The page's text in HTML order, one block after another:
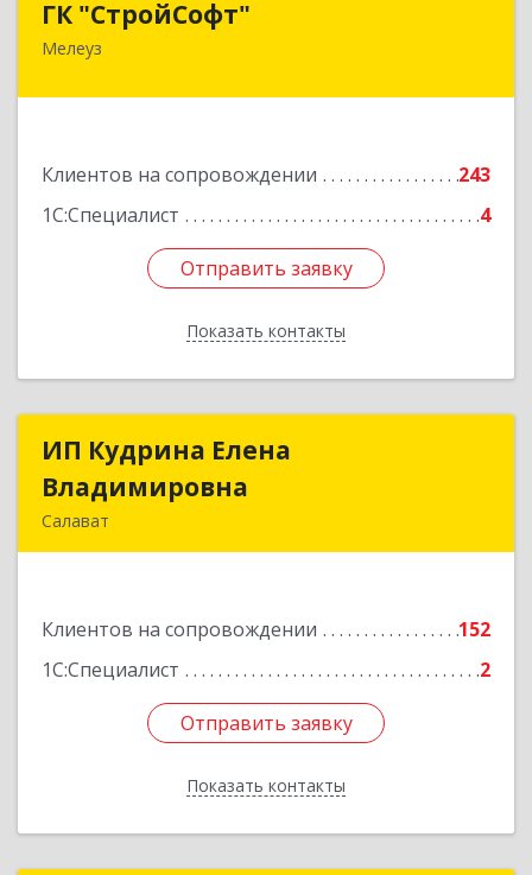
ГК "СтройСофт"
Мелеуз
Клиентов на сопровождении
243
1С:Специалист
4
Отправить заявку
Показать контакты
453852, Башкортостан Респ, Мелеуз г, Ленина
Отправить заявку
Назад
ИП Кудрина Елена
Владимировна
Салават
Клиентов на сопровождении
152
1С:Специалист
2
Отправить заявку
Показать контакты
ИП Кудрина Елена
Подробнее
Отправить заявку
Назад